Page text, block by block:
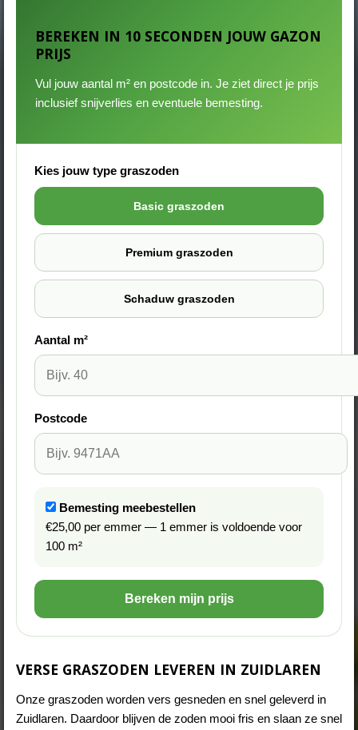
BEREKEN IN 10 SECONDEN JOUW GAZON
PRIJS
Vul jouw aantal m² en postcode in. Je ziet direct je prijs
inclusief snijverlies en eventuele bemesting.
Kies jouw type graszoden
Basic graszoden
Premium graszoden
Schaduw graszoden
Aantal m²
Postcode
Bemesting meebestellen
€25,00 per emmer — 1 emmer is voldoende voor
100 m²
Bereken mijn prijs
VERSE GRASZODEN LEVEREN IN ZUIDLAREN
Onze graszoden worden vers gesneden en snel geleverd in
Zuidlaren. Daardoor blijven de zoden mooi fris en slaan ze snel